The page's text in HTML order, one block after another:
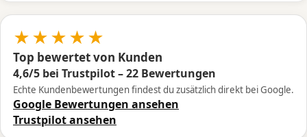
★★★★★
Top bewertet von Kunden
4,6/5 bei Trustpilot – 22 Bewertungen
Echte Kundenbewertungen findest du zusätzlich direkt bei Google.
Google Bewertungen ansehen
Trustpilot ansehen